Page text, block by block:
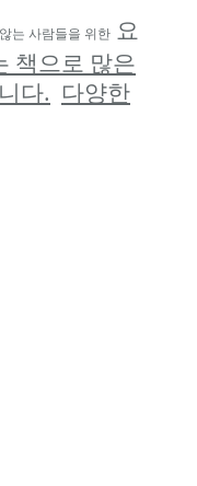
는 사람들을 위한 요
책으로 많은
다. 다양한